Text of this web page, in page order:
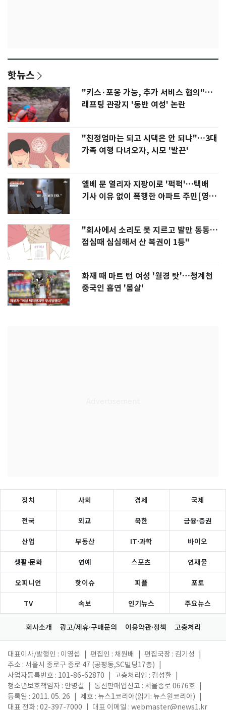
핫뉴스
"키스·포옹 가능, 추가 서비스 협의"…
래프팅 관광지 '동반 여성' 논란
"친정엄마는 되고 시댁은 안 되냐"…3대
가족 여행 다녀오자, 시모 '발끈'
엘베 문 열리자 지팡이로 '퍽퍽'…택배
기사 이유 없이 폭행한 아파트 주민[영
"회사에서 소리도 못 지르고 발만 동동…
점심때 심심해서 산 복권이 1등"
화재 때 마트 턴 여성 '월경 탓'…청계천
중국인 흡연 '몸살'
정치 사회 경제 국제
전국 외교 북한 금융·증권
산업 부동산 IT·과학 바이오
생활·문화 연예 스포츠 연재물
오피니언 핫이슈 피플 포토
TV 속보 인기뉴스 주요뉴스
회사소개 광고/제휴·구매문의 이용약관·정책 고충처리
대표이사/발행인 : 이영섭 편집인 : 채원배 편집국장 : 김기성
주소 : 서울시 종로구 종로 47 (공평동,SC빌딩17층)
사업자등록번호 : 101-86-62870
고충처리인 : 김성환
청소년보호책임자 : 안병길
통신판매업신고 : 서울종로 0676호
등록일 : 2011. 05. 26
제호 : 뉴스1코리아(읽기: 뉴스원코리아)
대표 전화 : 02-397-7000
대표 이메일 : webmaster@news1.kr